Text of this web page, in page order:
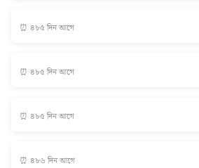
⏰ ৪৮৫ দিন আগে
⏰ ৪৮৫ দিন আগে
⏰ ৪৮৫ দিন আগে
⏰ ৪৮৬ দিন আগে